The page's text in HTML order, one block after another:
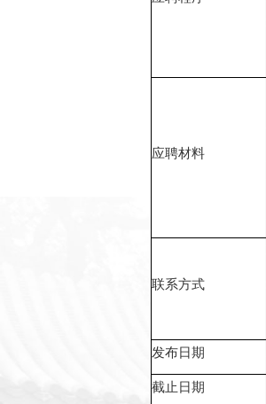
应聘材料
联系方式
发布日期
截止日期